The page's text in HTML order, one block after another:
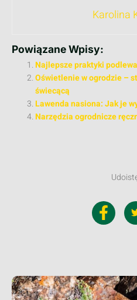
Karolina
Powiązane Wpisy:
Najlepsze praktyki
Oświetlenie w ogrodzie –
świecącą
Lawenda nasiona: Jak je
Narzędzia ogrodnicze